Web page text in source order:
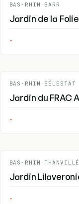
BAS-RHIN - BARR
Jardin de la
-
BAS-RHIN - SÉLESTAT
Jardin du FRAC
-
BAS-RHIN - THANVILLÉ
Jardin
-